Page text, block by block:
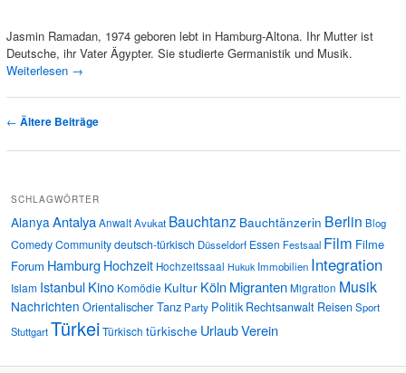
Jasmin Ramadan, 1974 geboren lebt in Hamburg-Altona. Ihr Mutter ist
Deutsche, ihr Vater Ägypter. Sie studierte Germanistik und Musik.
Weiterlesen →
Artikelnavigation
← Ältere Beiträge
SCHLAGWÖRTER
Alanya AntalyaAnwaltAvukat Bauchtanz Bauchtänzerin Berlin Blog
ComedyCommunitydeutsch-türkisch Düsseldorf Essen Festsaal Film Filme
Forum Hamburg Hochzeit Hochzeitssaal Hukuk Immobilien Integration
Islam IstanbulKino Komödie Kultur Köln MigrantenMigration Musik
Nachrichten Orientalischer Tanz Party Politik Rechtsanwalt ReisenSport
StuttgartTürkeiTürkisch türkische UrlaubVerein